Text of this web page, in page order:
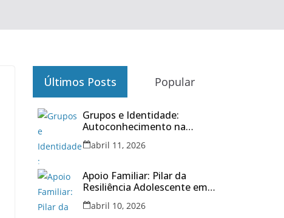
Últimos Posts Popular
Grupos e Identidade:
Autoconhecimento na
Adolescência 2026
abril 11, 2026
Apoio Familiar: Pilar da
Resiliência Adolescente em
2026
abril 10, 2026